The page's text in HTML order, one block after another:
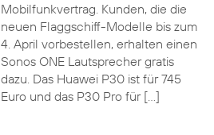
Mobilfunkvertrag. Kunden, die die
neuen Flaggschiff-Modelle bis zum
4. April vorbestellen, erhalten einen
Sonos ONE Lautsprecher gratis
dazu. Das Huawei P30 ist für 745
Euro und das P30 Pro für […]